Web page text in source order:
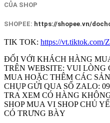
CỦA SHOP
SHOPEE: https://shopee.vn/
TIK TOK: https://vt.tiktok.com/
ĐỐI VỚI KHÁCH HÀNG
TRÊN WEBSITE: VUI LÒNG
MUA HOẶC THÊM CÁC
CHỤP GỬI QUA SỐ ZALO:
TRA XEM CÓ HÀNG
SHOP MUA VI SHOP CHỦ
CÓ TRƯNG BÀY